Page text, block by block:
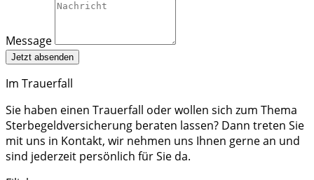
Message
Jetzt absenden
Im Trauerfall
Sie haben einen Trauerfall oder wollen sich zum Thema
Sterbegeldversicherung beraten lassen? Dann treten Sie
mit uns in Kontakt, wir nehmen uns Ihnen gerne an und
sind jederzeit persönlich für Sie da.